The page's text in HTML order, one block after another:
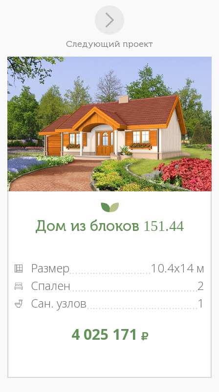
Следующий проект
Дом из блоков 151.44
Размер
10.4x14 м
Спален
2
Сан. узлов
1
4 025 171